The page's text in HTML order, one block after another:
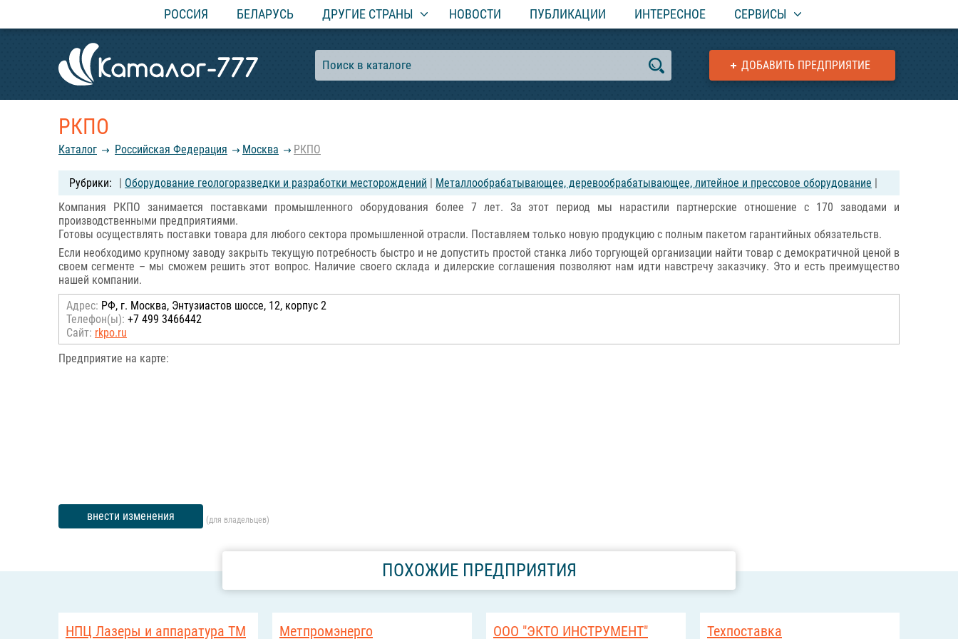
РОССИЯ БЕЛАРУСЬ ДРУГИЕ СТРАНЫ НОВОСТИ ПУБЛИКАЦИИ ИНТЕРЕСНОЕ СЕРВИСЫ
ДОБАВИТЬ ПРЕДПРИЯТИЕ
РКПО
Каталог Российcкая Федерация Москва РКПО
| Оборудование геологоразведки и разработки месторождений | Металлообрабатывающее, деревообрабатывающее, литейное и прессовое оборудование |
Компания РКПО занимается поставками промышленного оборудования более 7 лет. За этот период мы нарастили партнерские отношение с 170 заводами и
производственными предприятиями.
Готовы осуществлять поставки товара для любого сектора промышленной отрасли. Поставляем только новую продукцию с полным пакетом гарантийных обязательств.
Если необходимо крупному заводу закрыть текущую потребность быстро и не допустить простой станка либо торгующей организации найти товар с демократичной ценой в
своем сегменте – мы сможем решить этот вопрос. Наличие своего склада и дилерские соглашения позволяют нам идти навстречу заказчику. Это и есть преимущество
нашей компании.
Адрес: РФ, г. Москва, Энтузиастов шоссе, 12, корпус 2
Телефон(ы): +7 499 3466442
Сайт: rkpo.ru
Предприятие на карте:
внести изменения (для владельцев)
ПОХОЖИЕ ПРЕДПРИЯТИЯ
НПЦ Лазеры и аппаратура ТМ Метпромэнерго ООО "ЭКТО ИНСТРУМЕНТ" Техпоставка